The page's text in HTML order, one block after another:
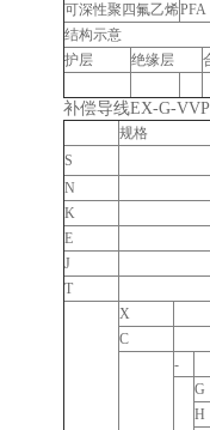
可深性聚四氟乙烯PFA
结构示意
护层
绝缘层
补偿导线EX-G-
规格
S
N
K
E
J
T
X
C
-
G
H